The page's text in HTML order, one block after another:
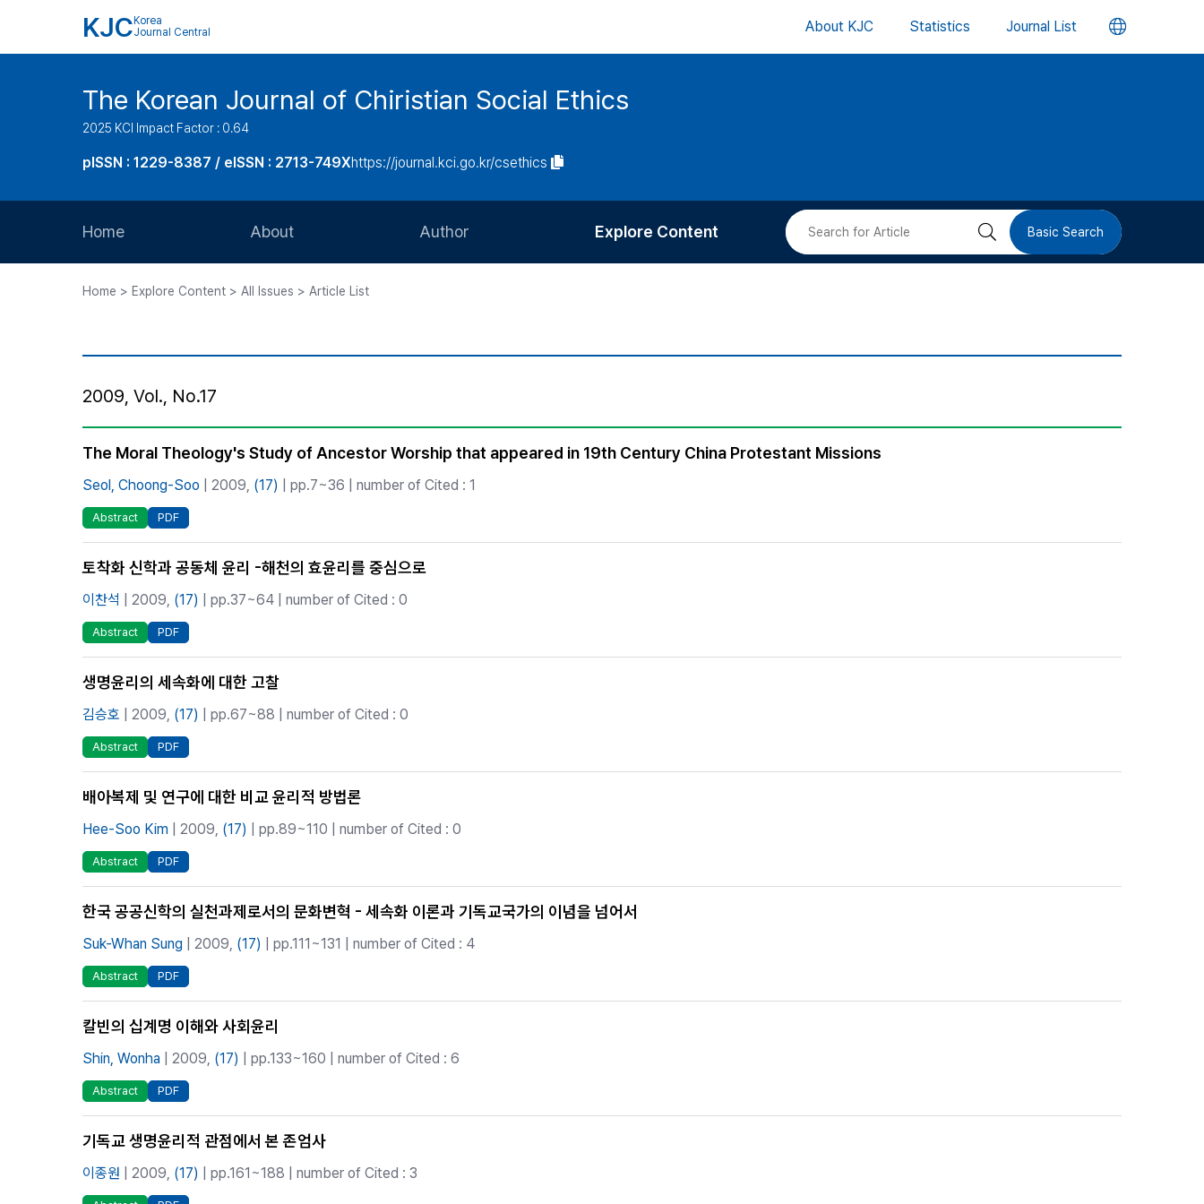
KJC Korea
Journal Central
About KJC Statistics Journal List 언
버
The Korean Journal of Chiristian Social Ethics
2025 KCI Impact Factor : 0.64
pISSN : 1229-8387 / eISSN : 2713-749Xhttps://journal.kci.go.kr/csethics
Home About Author Explore Content 검 Basic Search
Home > Explore Content > All Issues > Article List
2009, Vol., No.17
The Moral Theology's Study of Ancestor Worship that appeared in 19th Century China Protestant Missions
Seol, Choong-Soo | 2009, (17) | pp.7~36 | number of Cited : 1
Abstract PDF
토착화 신학과 공동체 윤리 -해천의 효윤리를 중심으로
이찬석 | 2009, (17) | pp.37~64 | number of Cited : 0
Abstract PDF
생명윤리의 세속화에 대한 고찰
김승호 | 2009, (17) | pp.67~88 | number of Cited : 0
Abstract PDF
배아복제 및 연구에 대한 비교 윤리적 방법론
Hee-Soo Kim | 2009, (17) | pp.89~110 | number of Cited : 0
Abstract PDF
한국 공공신학의 실천과제로서의 문화변혁 - 세속화 이론과 기독교국가의 이념을 넘어서
Suk-Whan Sung | 2009, (17) | pp.111~131 | number of Cited : 4
Abstract PDF
칼빈의 십계명 이해와 사회윤리
Shin, Wonha | 2009, (17) | pp.133~160 | number of Cited : 6
Abstract PDF
기독교 생명윤리적 관점에서 본 존엄사
이종원 | 2009, (17) | pp.161~188 | number of Cited : 3